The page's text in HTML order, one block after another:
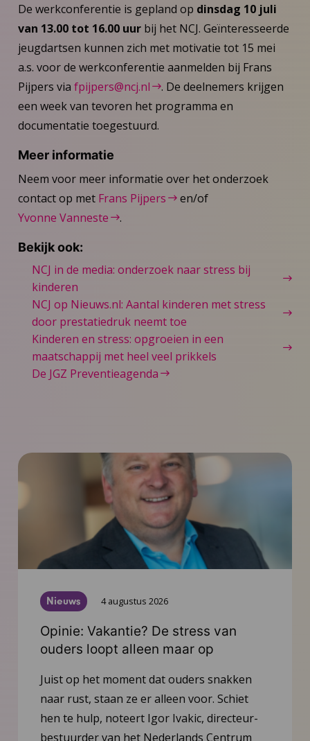
De werkconferentie is gepland op dinsdag 10 juli
van 13.00 tot 16.00 uurbij het NCJ. Geïnteresseerde
jeugdartsen kunnen zich met motivatie tot 15 mei
a.s. voor de werkconferentie aanmelden bij Frans
Pijpers via fpijpers@ncj.nl
. De deelnemers krijgen
een week van tevoren het programma en
documentatie toegestuurd.
Meer informatie
Neem voor meer informatie over het onderzoek
contact op met Frans Pijpers
en/of
Yvonne Vanneste
.
Bekijk ook:
NCJ in de media: onderzoek naar stress bij
kinderen
NCJ op Nieuws.nl: Aantal kinderen met stress
door prestatiedruk neemt toe
Kinderen en stress: opgroeien in een
maatschappij met heel veel prikkels
De JGZ Preventieagenda
Nieuws 4 augustus 2026
Opinie: Vakantie? De stress van
ouders loopt alleen maar op
Juist op het moment dat ouders snakken
naar rust, staan ze er alleen voor. Schiet
hen te hulp, noteert Igor Ivakic, directeur-
bestuurder van het Nederlands Centrum